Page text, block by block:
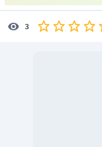
Terlihat nilai
Jadi, dapat
3